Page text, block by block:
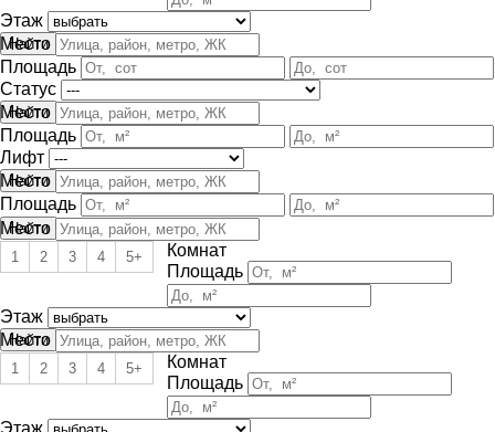
Этаж
Место
Площадь
Статус
Место
Площадь
Лифт
Место
Площадь
Место
Комнат
1 2 3 4 5+
Площадь
Этаж
Место
Комнат
1 2 3 4 5+
Площадь
Этаж